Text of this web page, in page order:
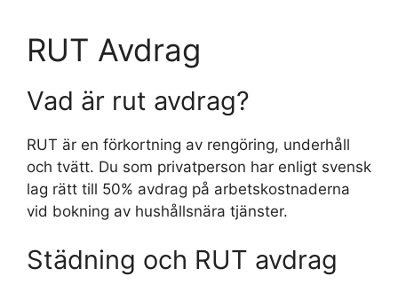
RUT Avdrag
Vad är rut avdrag?
RUT är en förkortning av rengöring, underhåll
och tvätt. Du som privatperson har enligt svensk
lag rätt till 50% avdrag på arbetskostnaderna
vid bokning av hushållsnära tjänster.
Städning och RUT avdrag